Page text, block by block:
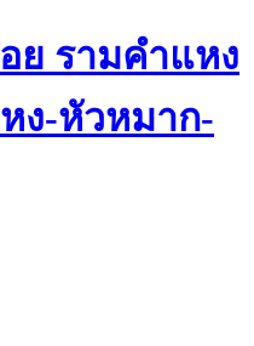
ย รามคำแหง
ง-หัวหมาก-